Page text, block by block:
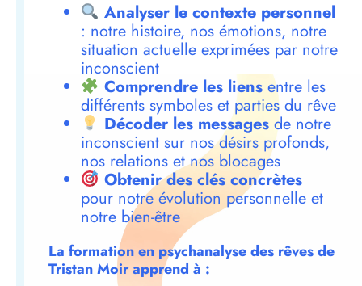
Analyser le contexte personnel
: notre histoire, nos émotions, notre
situation actuelle exprimées par notre
inconscient
Comprendre les liensentre les
différents symboles et parties du rêve
Décoder les messagesde notre
inconscient sur nos désirs profonds,
nos relations et nos blocages
Obtenir des clés concrètes
pour notre évolution personnelle et
notre bien-être
La formation en psychanalyse des rêves de
Tristan Moir apprend à :